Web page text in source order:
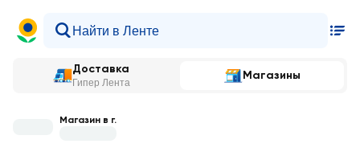
Доставка
Гипер Лента
Магазины
Магазин в г.